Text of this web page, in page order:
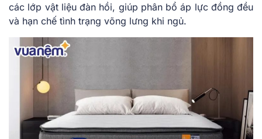
các lớp vật liệu đàn hồi, giúp phân bổ áp lực đồng đều
và hạn chế tình trạng võng lưng khi ngủ.